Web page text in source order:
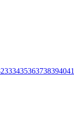
333435363738394041